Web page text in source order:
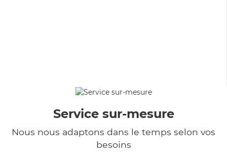
Service sur-mesure
Nous nous adaptons dans le temps selon vos
besoins